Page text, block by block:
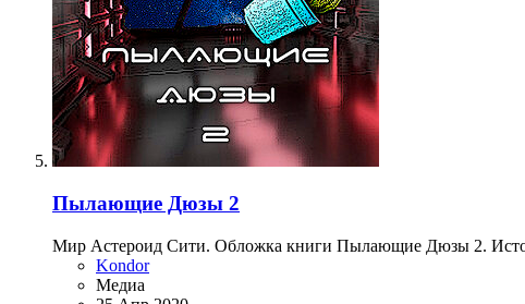
Пылающие Дюзы 2
Мир Астероид Сити. Обложка книги Пылающие Дюзы 2.
Kondor
Медиа